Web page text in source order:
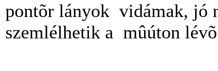
pontõr lányok vidámak, jó
szemlélhetik a mûúton